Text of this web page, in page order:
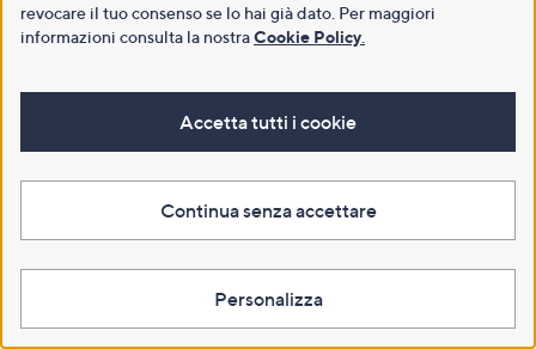
revocare il tuo consenso se lo hai già dato. Per maggiori
informazioni consulta la nostraCookie Policy
Accetta tutti i cookie
Continua senza accettare
Personalizza